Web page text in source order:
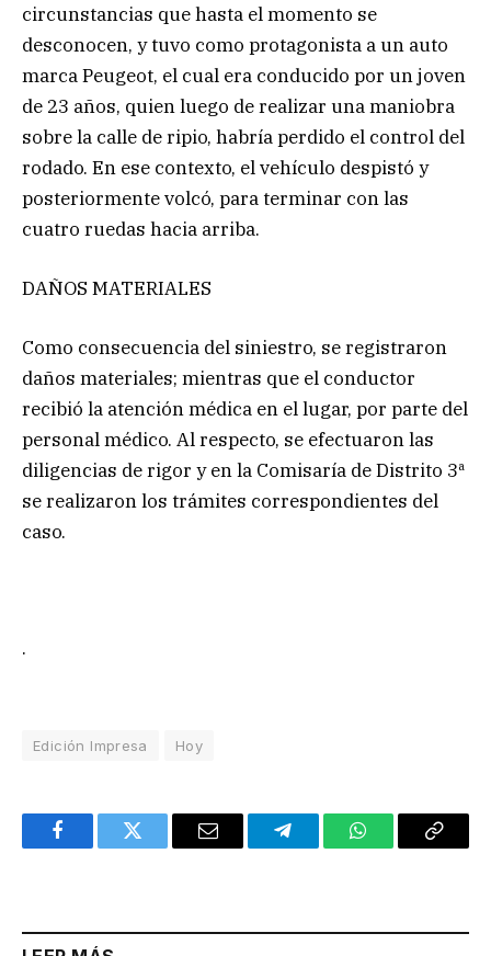
circunstancias que hasta el momento se
desconocen, y tuvo como protagonista a un auto
marca Peugeot, el cual era conducido por un joven
de 23 años, quien luego de realizar una maniobra
sobre la calle de ripio, habría perdido el control del
rodado. En ese contexto, el vehículo despistó y
posteriormente volcó, para terminar con las
cuatro ruedas hacia arriba.
DAÑOS MATERIALES
Como consecuencia del siniestro, se registraron
daños materiales; mientras que el conductor
recibió la atención médica en el lugar, por parte del
personal médico. Al respecto, se efectuaron las
diligencias de rigor y en la Comisaría de Distrito 3ª
se realizaron los trámites correspondientes del
caso.
.
Edición Impresa Hoy
FacebookTwitter Email TelegramWhatsAppCopy